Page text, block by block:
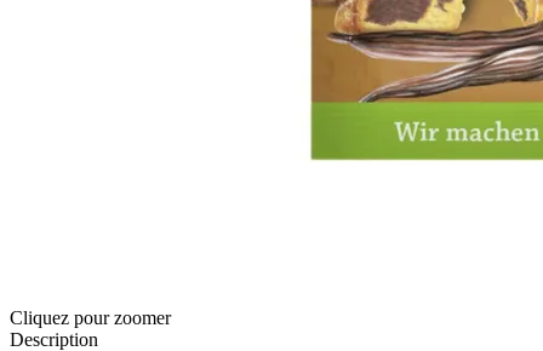
Cliquez pour zoomer
Description